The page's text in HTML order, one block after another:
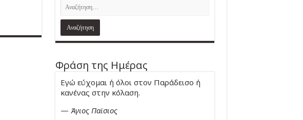
Φράση της Ημέρας
Εγώ εύχομαι ή όλοι στον Παράδεισο ή
κανένας στην κόλαση.
— Άγιος Παϊσιος